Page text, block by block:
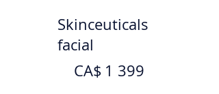
Skinceuticals
facial
CA$ 1 399